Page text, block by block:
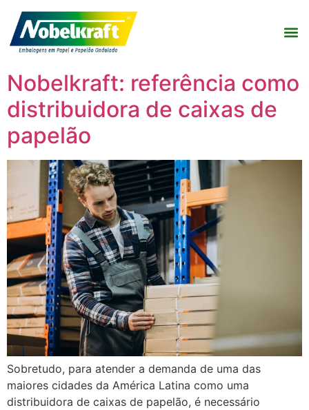
Nobelkraft: referência como
distribuidora de caixas de
papelão
Sobretudo, para atender a demanda de uma das
maiores cidades da América Latina como uma
distribuidora de caixas de papelão, é necessário